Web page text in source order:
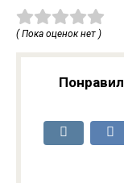
( Пока оценок нет )